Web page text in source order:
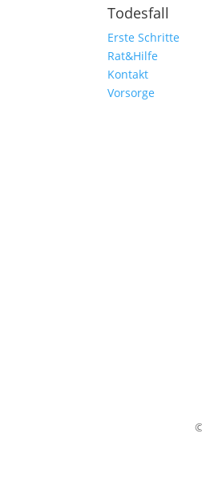
Todesfall
Erste Schritte
Rat&Hilfe
Kontakt
Vorsorge